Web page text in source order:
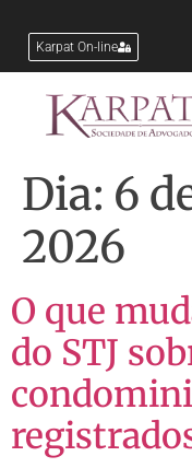
Karpat On-line
Dia: 6
2026
O que
do STJ